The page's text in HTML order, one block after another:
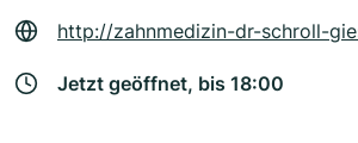
http://zahnmedizin-dr-schroll-
Jetzt geöffnet, bis 18:00